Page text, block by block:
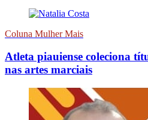
Coluna Mulher Mais
Atleta piauiense coleciona
nas artes marciais